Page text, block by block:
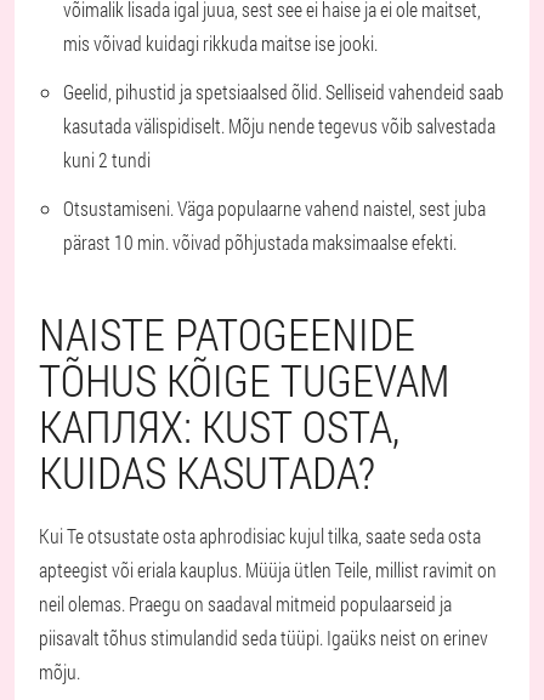
võimalik lisada igal juua, sest see ei haise ja ei ole maitset,
mis võivad kuidagi rikkuda maitse ise jooki.
Geelid, pihustid ja spetsiaalsed õlid. Selliseid vahendeid saab
kasutada välispidiselt. Mõju nende tegevus võib salvestada
kuni 2 tundi
Otsustamiseni. Väga populaarne vahend naistel, sest juba
pärast 10 min. võivad põhjustada maksimaalse efekti.
NAISTE PATOGEENIDE
TÕHUS KÕIGE TUGEVAM
КАПЛЯХ: KUST OSTA,
KUIDAS KASUTADA?
Kui Te otsustate osta aphrodisiac kujul tilka, saate seda osta
apteegist või eriala kauplus. Müüja ütlen Teile, millist ravimit on
neil olemas. Praegu on saadaval mitmeid populaarseid ja
piisavalt tõhus stimulandid seda tüüpi. Igaüks neist on erinev
mõju.